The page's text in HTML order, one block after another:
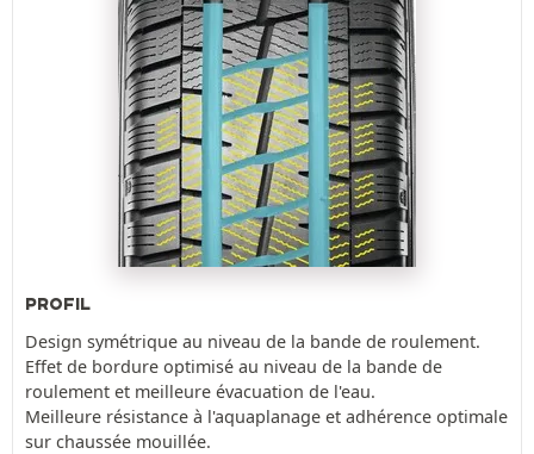
PROFIL
Design symétrique au niveau de la bande de roulement.
Effet de bordure optimisé au niveau de la bande de
roulement et meilleure évacuation de l'eau.
Meilleure résistance à l'aquaplanage et adhérence optimale
sur chaussée mouillée.